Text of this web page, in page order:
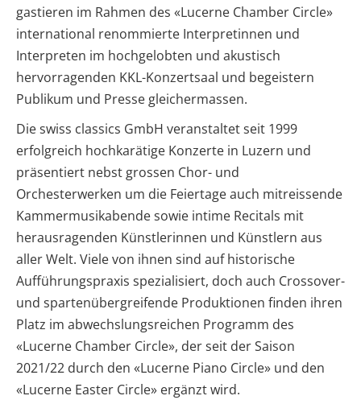
gastieren im Rahmen des «Lucerne Chamber Circle»
international renommierte Interpretinnen und
Interpreten im hochgelobten und akustisch
hervorragenden KKL-Konzertsaal und begeistern
Publikum und Presse gleichermassen.
Die swiss classics GmbH veranstaltet seit 1999
erfolgreich hochkarätige Konzerte in Luzern und
präsentiert nebst grossen Chor- und
Orchesterwerken um die Feiertage auch mitreissende
Kammermusikabende sowie intime Recitals mit
herausragenden Künstlerinnen und Künstlern aus
aller Welt. Viele von ihnen sind auf historische
Aufführungspraxis spezialisiert, doch auch Crossover-
und spartenübergreifende Produktionen finden ihren
Platz im abwechslungsreichen Programm des
«Lucerne Chamber Circle», der seit der Saison
2021/22 durch den «Lucerne Piano Circle» und den
«Lucerne Easter Circle» ergänzt wird.